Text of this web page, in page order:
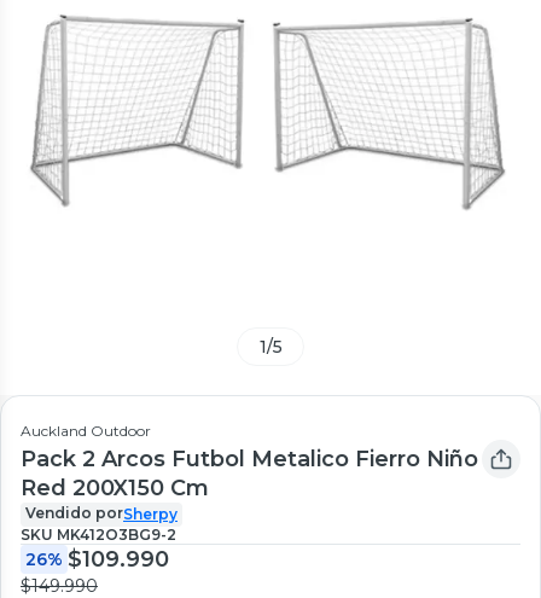
1/5
Auckland Outdoor
Pack 2 Arcos Futbol Metalico Fierro Niño
Red 200X150 Cm
Vendido porSherpy
SKU MK412O3BG9-2
26% $109.990
$149.990